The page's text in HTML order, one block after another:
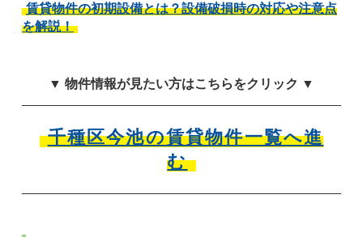
賃貸物件の初期設備とは？設備破損時の対応や注意点
を解説！
▼ 物件情報が見たい方はこちらをクリック ▼
千種区今池の賃貸物件一覧へ進
む